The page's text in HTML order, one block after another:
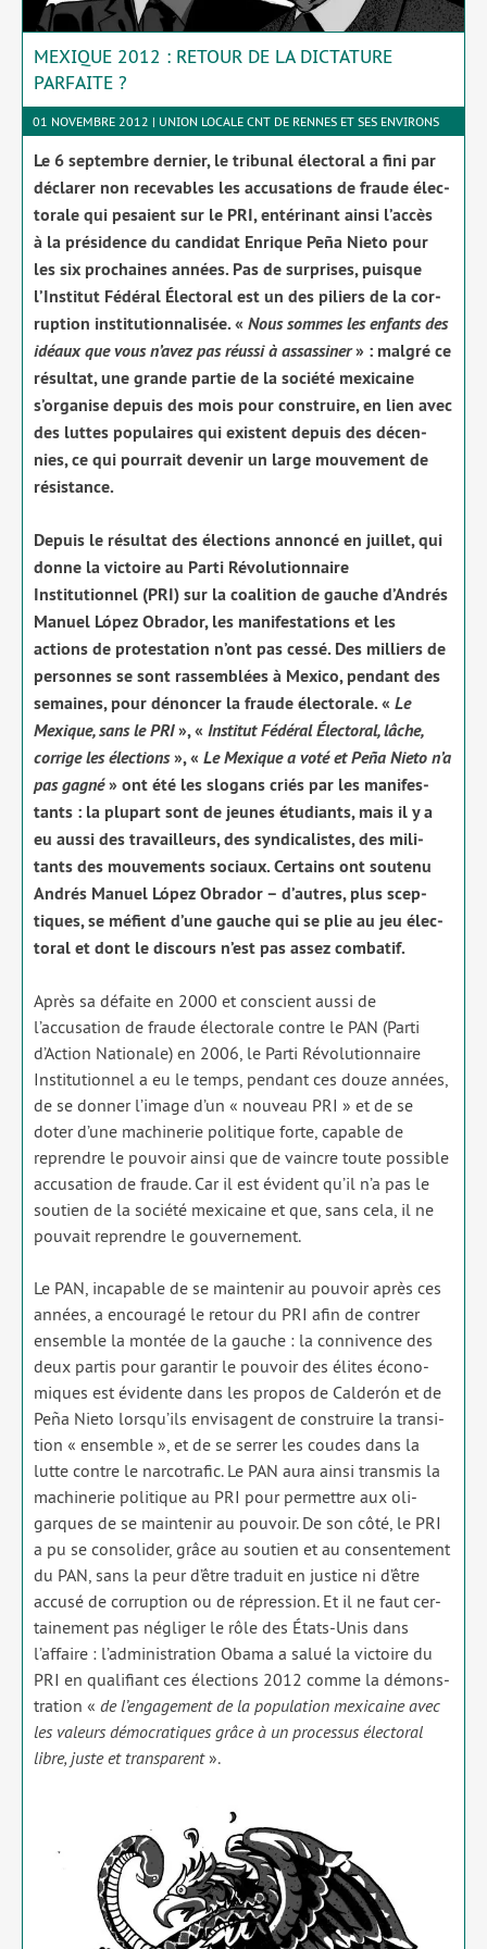
MEXIQUE 2012 : RETOUR DE LA DICTATURE
PARFAITE ?
01 NOVEMBRE 2012 | UNION LOCALE CNT DE RENNES ET SES ENVIRONS
Le 6 sep­tembre der­nier, le tri­bu­nal élec­to­ral a fini par
décla­rer non rece­vables les accu­sa­tions de fraude élec­
to­rale qui pesaient sur le PRI, enté­ri­nant ain­si l’accès
à la pré­si­dence du can­di­dat Enrique Peña Nieto pour
les six pro­chaines années. Pas de sur­prises, puisque
l’Institut Fédéral Électoral est un des piliers de la cor­
rup­tion ins­ti­tu­tion­na­li­sée. « Nous sommes les enfants des
idéaux que vous n’avez pas réus­si à assas­si­ner» : mal­gré ce
résul­tat, une grande par­tie de la socié­té mexi­caine
s’organise depuis des mois pour construire, en lien avec
des luttes popu­laires qui existent depuis des décen­
nies, ce qui pour­rait deve­nir un large mou­ve­ment de
résis­tance.
Depuis le résul­tat des élec­tions annon­cé en juillet, qui
donne la vic­toire au Parti Révolutionnaire
Institutionnel (PRI) sur la coa­li­tion de gauche d’Andrés
Manuel López Obrador, les mani­fes­ta­tions et les
actions de pro­tes­ta­tion n’ont pas ces­sé. Des mil­liers de
per­sonnes se sont ras­sem­blées à Mexico, pen­dant des
semaines, pour dénon­cer la fraude élec­to­rale. « Le
Mexique, sans le PRI», « Institut Fédéral Électoral, lâche,
cor­rige les élec­tions», « Le Mexique a voté et Peña Nieto n’a
pas gagné» ont été les slo­gans criés par les mani­fes­
tants : la plu­part sont de jeunes étu­diants, mais il y a
eu aus­si des tra­vailleurs, des syn­di­ca­listes, des mili­
tants des mou­ve­ments sociaux. Certains ont sou­te­nu
Andrés Manuel López Obrador – d’autres, plus scep­
tiques, se méfient d’une gauche qui se plie au jeu élec­
to­ral et dont le dis­cours n’est pas assez com­ba­tif.
Après sa défaite en 2000 et conscient aus­si de
l’accusation de fraude élec­to­rale contre le PAN (Parti
d’Action Nationale) en 2006, le Parti Révolutionnaire
Institutionnel a eu le temps, pen­dant ces douze années,
de se don­ner l’image d’un « nou­veau PRI » et de se
doter d’une machi­ne­rie poli­tique forte, capable de
reprendre le pou­voir ain­si que de vaincre toute pos­sible
accu­sa­tion de fraude. Car il est évident qu’il n’a pas le
sou­tien de la socié­té mexi­caine et que, sans cela, il ne
pou­vait reprendre le gou­ver­ne­ment.
Le PAN, inca­pable de se main­te­nir au pou­voir après ces
années, a encou­ra­gé le retour du PRI afin de contrer
ensemble la mon­tée de la gauche : la conni­vence des
deux par­tis pour garan­tir le pou­voir des élites éco­no­
miques est évi­dente dans les pro­pos de Calderón et de
Peña Nieto lorsqu’ils envi­sagent de construire la tran­si­
tion « ensemble », et de se ser­rer les coudes dans la
lutte contre le nar­co­tra­fic. Le PAN aura ain­si trans­mis la
machi­ne­rie poli­tique au PRI pour per­mettre aux oli­
garques de se main­te­nir au pou­voir. De son côté, le PRI
a pu se conso­li­der, grâce au sou­tien et au consen­te­ment
du PAN, sans la peur d’être tra­duit en jus­tice ni d’être
accu­sé de cor­rup­tion ou de répres­sion. Et il ne faut cer­
tai­ne­ment pas négli­ger le rôle des États-Unis dans
l’affaire : l’administration Obama a salué la vic­toire du
PRI en qua­li­fiant ces élec­tions 2012 comme la démons­
tra­tion « de l’engagement de la popu­la­tion mexi­caine avec
les valeurs démo­cra­tiques grâce à un pro­ces­sus élec­to­ral
libre, juste et trans­pa­rent».